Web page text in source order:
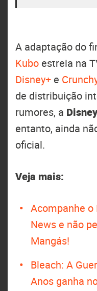
A adaptação do
Kubo estreia na
Disney+ e
de distribuição
rumores, a Disney
entanto, ainda
oficial.
Veja mais:
Acompanhe o
News e não
Mangás!
Bleach: A
Anos ganha